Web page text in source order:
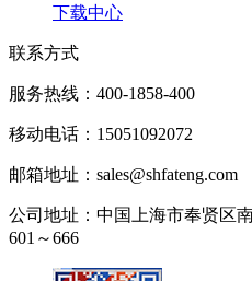
下载中心
联系方式
服务热线： 400-1858-400
移动电话： 15051092072
邮箱地址： sales@shfateng.com
公司地址： 中国上海市奉贤区
601～666